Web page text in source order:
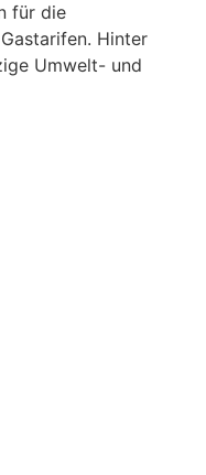
für die
Hinter
Umwelt- und